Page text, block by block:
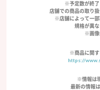
※予定数が終了
店舗での商品の取り
※店舗によって一部
規格が異な
※画像
※商品に関す
https://
※情報は
最新の情報